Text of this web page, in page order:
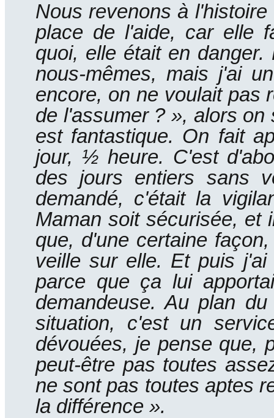
Nous revenons à
place de l'aide, car elle
quoi, elle était en danger.
nous-mêmes, mais j'ai
encore, on ne voulait pas
de l'assumer ? », alors
est fantastique. On fait
jour, ½ heure. C'est
des jours entiers sans
demandé, c'était la
Maman soit sécurisée, et
que, d'une certaine
veille sur elle. Et puis j'ai
parce que ça lui
demandeuse. Au plan du
situation, c'est un
dévouées, je pense que,
peut-être pas toutes
ne sont pas toutes aptes
la différence ».